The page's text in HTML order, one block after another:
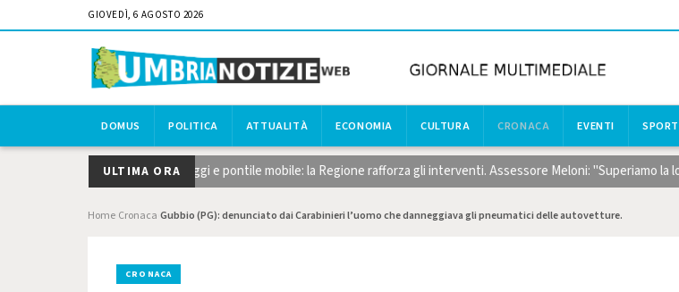
GIOVEDÌ, 6 AGOSTO 2026
DOMUS POLITICA ATTUALITÀ ECONOMIA CULTURA CRONACA EVENTI SPORT
ULTIMA ORA
taglio del canneto, dragaggi e pontile mobile: la Regione rafforza gli interventi. Assessore Meloni: "Superiamo la
Home Cronaca Gubbio (PG): denunciato dai Carabinieri l’uomo che danneggiava gli pneumatici delle autovetture.
CRONACA